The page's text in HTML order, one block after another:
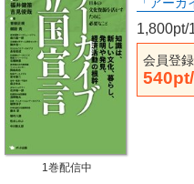
「アー
1,800pt/
会員登
1巻配信中